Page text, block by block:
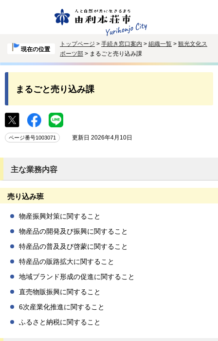
現在の位置
トップページ > 手続き窓口案内 > 組織一覧 > 観光文化ス
ポーツ部 > まるごと売り込み課
まるごと売り込み課
ページ番号1003071 更新日 2026年4月10日
主な業務内容
売り込み班
物産振興対策に関すること
物産品の開発及び振興に関すること
特産品の普及及び啓蒙に関すること
特産品の販路拡大に関すること
地域ブランド形成の促進に関すること
直売物販振興に関すること
6次産業化推進に関すること
ふるさと納税に関すること